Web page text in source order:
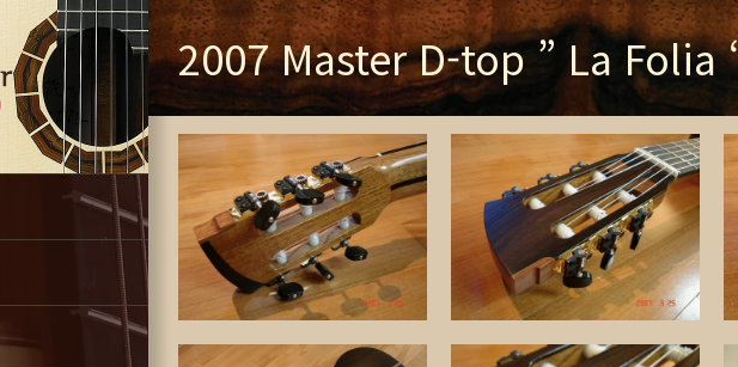
2007 Master D-top ” La Folia